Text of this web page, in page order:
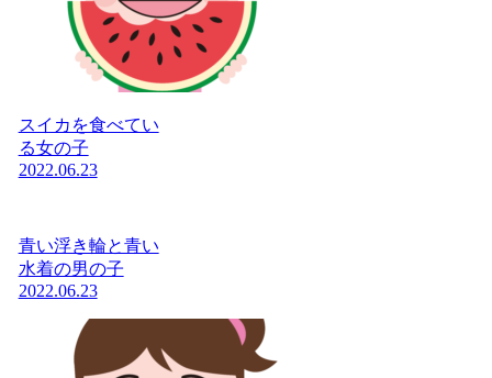
スイカを食べてい
る女の子
2022.06.23
青い浮き輪と青い
水着の男の子
2022.06.23